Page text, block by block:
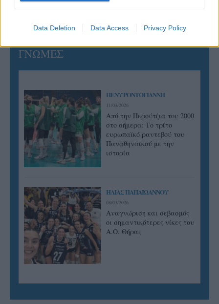
Data Deletion Data Access Privacy Policy
ΓΝΩΜΕΣ
ΠΕΝΥ ΡΟΝΤΟΓΙΑΝΝΗ
11/03/2026
Από την Περούτζια του 2000
στο σήμερα: Tο τρίτο
ευρωπαϊκό ραντεβού του
Παναθηναϊκού με την
ιστορία
ΗΛΙΑΣ ΠΑΠΑΪΩΑΝΝΟΥ
08/03/2026
Αναγνώριση και σεβασμός
οι σημαντικότερες νίκες του
Α.Ο. Θήρας